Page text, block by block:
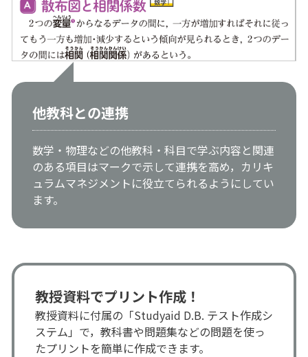
他教科との連携
数学・物理などの他教科・科目で学ぶ内容と関連
のある項目はマークで示して連携を高め，カリキ
ュラムマネジメントに役立てられるようにしてい
ます。
教授資料でプリント作成！
教授資料に付属の「Studyaid D.B. テスト作成シ
ステム」で，教科書や問題集などの問題を使っ
たプリントを簡単に作成できます。